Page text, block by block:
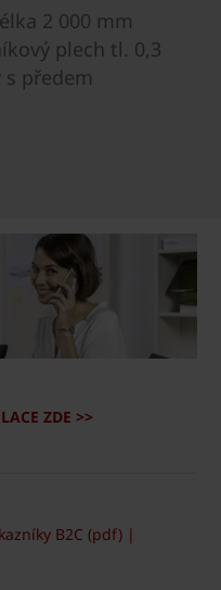
2 000 mm
plech tl. 0,3
předem
ZDE >>
B2C (pdf) |